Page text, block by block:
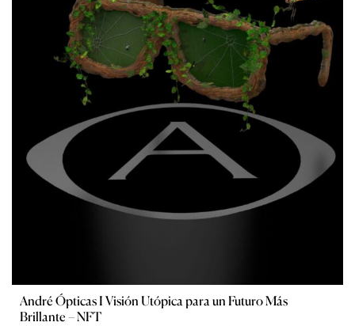
André Ópticas I Visión Utópica para un Futuro Más
Brillante – NFT